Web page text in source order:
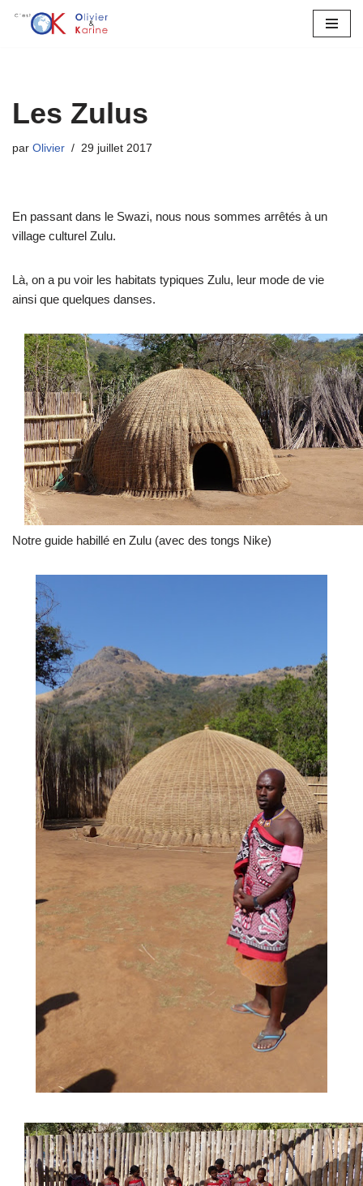
Les Zulus
par Olivier 29 juillet 2017
En passant dans le Swazi, nous nous sommes arrêtés à un
village culturel Zulu.
Là, on a pu voir les habitats typiques Zulu, leur mode de vie
ainsi que quelques danses.
Notre guide habillé en Zulu (avec des tongs Nike)